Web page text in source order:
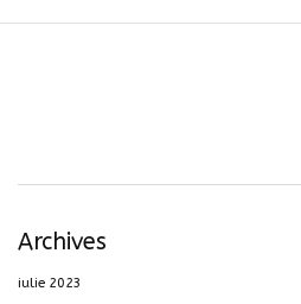
Archives
iulie 2023